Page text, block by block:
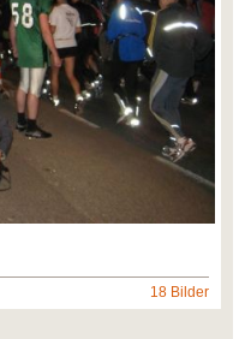
18 Bilder